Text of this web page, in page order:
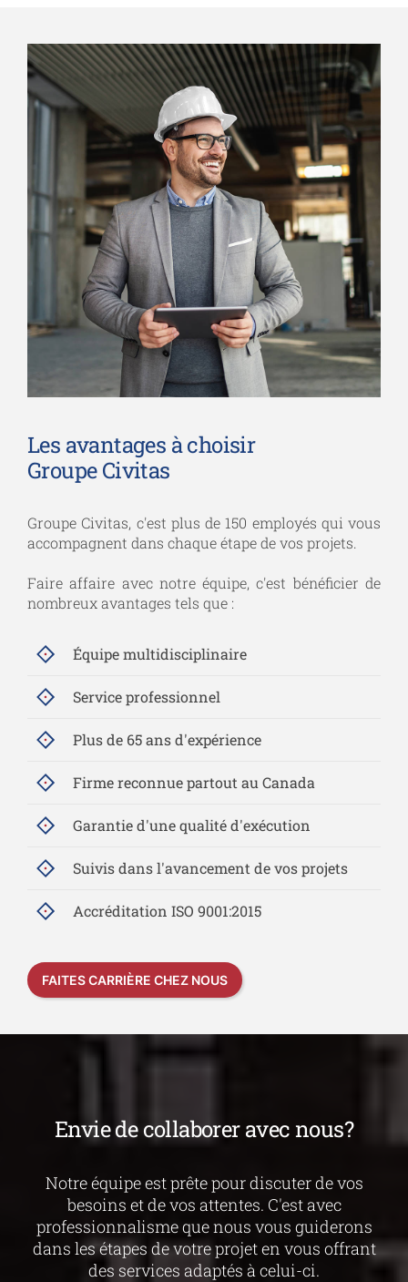
Les avantages à choisir
Groupe Civitas
Groupe Civitas, c'est plus de 150 employés qui vous
accompagnent dans chaque étape de vos projets.
Faire affaire avec notre équipe, c'est bénéficier de
nombreux avantages tels que :
Équipe multidisciplinaire
Service professionnel
Plus de 65 ans d'expérience
Firme reconnue partout au Canada
Garantie d'une qualité d'exécution
Suivis dans l'avancement de vos projets
Accréditation ISO 9001:2015
FAITES CARRIÈRE CHEZ NOUS
Envie de collaborer avec nous?
Notre équipe est prête pour discuter de vos
besoins et de vos attentes. C'est avec
professionnalisme que nous vous guiderons
dans les étapes de votre projet en vous offrant
des services adaptés à celui-ci.